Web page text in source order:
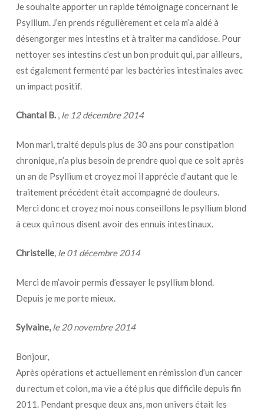
Je souhaite apporter un rapide témoignage concernant le
Psyllium. J’en prends régulièrement et cela m’a aidé à
désengorger mes intestins et à traiter ma candidose. Pour
nettoyer ses intestins c’est un bon produit qui, par ailleurs,
est également fermenté par les bactéries intestinales avec
un impact positif.
Chantal B., le 12 décembre 2014
Mon mari, traité depuis plus de 30 ans pour constipation
chronique, n’a plus besoin de prendre quoi que ce soit après
un an de Psyllium et croyez moi il apprécie d’autant que le
traitement précédent était accompagné de douleurs.
Merci donc et croyez moi nous conseillons le psyllium blond
à ceux qui nous disent avoir des ennuis intestinaux.
Christelle, le 01 décembre 2014
Merci de m’avoir permis d’essayer le psyllium blond.
Depuis je me porte mieux.
Sylvaine,le20 novembre 2014
Bonjour,
Après opérations et actuellement en rémission d’un cancer
du rectum et colon, ma vie a été plus que difficile depuis fin
2011. Pendant presque deux ans, mon univers était les